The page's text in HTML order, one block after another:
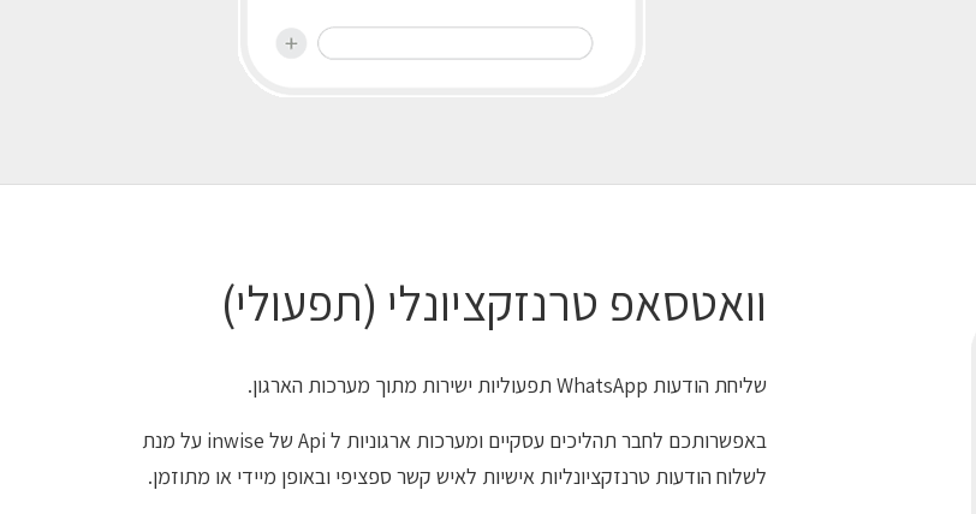
וואטסאפ טרנזקציונלי (תפעולי)
שליחת הודעות WhatsApp תפעוליות ישירות מתוך מערכות הארגון.
באפשרותכם לחבר תהליכים עסקיים ומערכות ארגוניות ל Api של inwise על מנת
לשלוח הודעות טרנזקציונליות אישיות לאיש קשר ספציפי ובאופן מיידי או מתוזמן.